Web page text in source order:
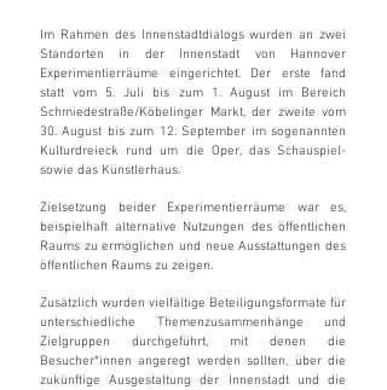
Im Rahmen des Innenstadtdialogs wurden an zwei
Standorten in der Innenstadt von Hannover
Experimentierräume eingerichtet. Der erste fand
statt vom 5. Juli bis zum 1. August im Bereich
Schmiedestraße/Köbelinger Markt, der zweite vom
30. August bis zum 12. September im sogenannten
Kulturdreieck rund um die Oper, das Schauspiel-
sowie das Künstlerhaus.
Zielsetzung beider Experimentierräume war es,
beispielhaft alternative Nutzungen des öffentlichen
Raums zu ermöglichen und neue Ausstattungen des
öffentlichen Raums zu zeigen.
Zusätzlich wurden vielfältige Beteiligungsformate für
unterschiedliche Themenzusammenhänge und
Zielgruppen durchgeführt, mit denen die
Besucher*innen angeregt werden sollten, über die
zukünftige Ausgestaltung der Innenstadt und die